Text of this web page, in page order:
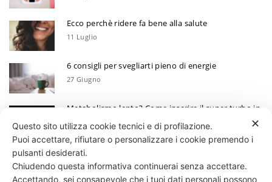
Ecco perchè ridere fa bene alla salute
11 Luglio
6 consigli per svegliarti pieno di energie
27 Giugno
Metabolismo lento? Come inserire il super turbo in
13 Giugno
Ecco perchè devi annotare i tuoi progressi
30 Maggio
✕
Questo sito utilizza cookie tecnici e di profilazione.
Puoi accettare, rifiutare o personalizzare i cookie premendo i
pulsanti desiderati.
Chiudendo questa informativa continuerai senza accettare.
Accettando, sei consapevole che i tuoi dati personali possono